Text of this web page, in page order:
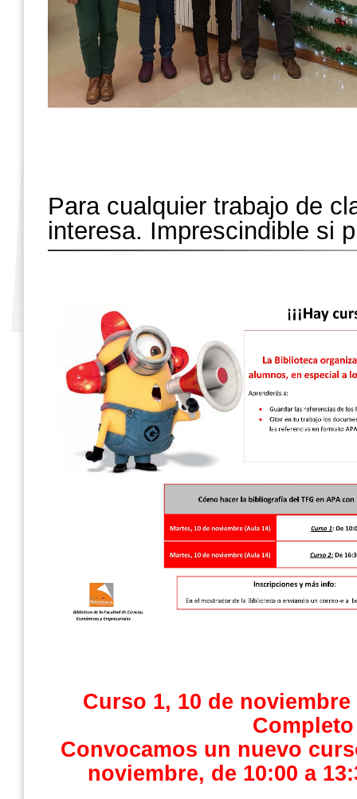
Para cualquier trabajo de
interesa. Imprescindible si
Curso 1, 10 de noviembre
Completo
Convocamos un nuevo
noviembre, de 10:00 a